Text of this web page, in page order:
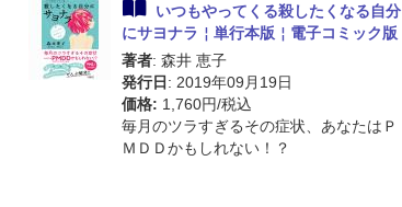
いつもやってくる殺したくなる自分
にサヨナラ￤単行本版￤電子コミック版
著者: 森井 恵子
発行日 : 2019年09月19日
価格: 1,760円/税込
毎月のツラすぎるその症状、あなたはＰ
ＭＤＤかもしれない！？